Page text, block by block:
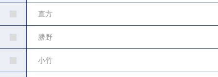
直方
勝野
小竹